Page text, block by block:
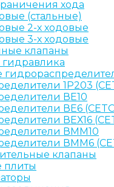
хода
(стальные)
2-х ходовые
3-х ходовые
клапаны
1Р203
ВЕ10
ВЕ6
ВЕХ16
ВММ10
ВММ6
клапаны
плиты